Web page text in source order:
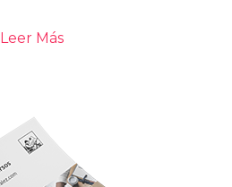
Leer Más